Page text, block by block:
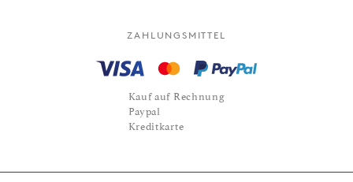
ZAHLUNGSMITTEL
Kauf auf Rechnung
Paypal
Kreditkarte